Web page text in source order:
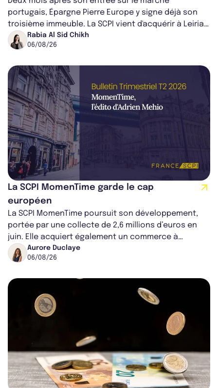
portugais, Épargne Pierre Europe y signe déjà son
troisième immeuble. La SCPI vient d'acquérir à Leiria,
dans le centre du pays, un établis...
Rabia Al Sid Chikh
06/08/26
La SCPI MomenTime garde le cap
européen
La SCPI MomenTime poursuit son développement,
portée par une collecte de 2,6 millions d’euros en
juin. Elle acquiert également un commerce à
Worcester, place une plateforme logisti...
Aurore Duclaye
06/08/26